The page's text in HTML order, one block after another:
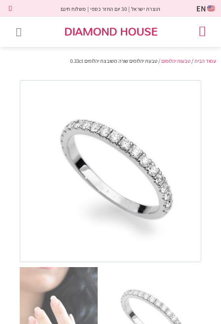
EN תוצרת ישראל | 30 יום החזר כספי | משלוח חינם
DIAMOND HOUSE
עמוד הבית / טבעות יהלומים/ טבעת יהלומים שורה משובצת יהלומים 0.33ct